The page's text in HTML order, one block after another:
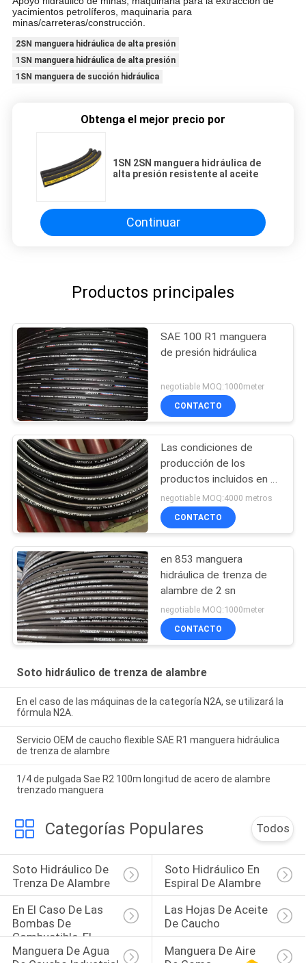
yacimientos petrolíferos, maquinaria para
minas/carreteras/construcción.
2SN manguera hidráulica de alta presión
1SN manguera hidráulica de alta presión
1SN manguera de succión hidráulica
Obtenga el mejor precio por
1SN 2SN manguera hidráulica de
alta presión resistente al aceite
Continuar
Productos principales
SAE 100 R1 manguera
de presión hidráulica
negotiable MOQ:1000meter
CONTACTO
Las condiciones de
producción de los
productos incluidos en el
presente anexo son las
siguientes:
negotiable MOQ:4000 metros
CONTACTO
en 853 manguera
hidráulica de trenza de
alambre de 2 sn
negotiable MOQ:1000meter
CONTACTO
Soto hidráulico de trenza de alambre
En el caso de las máquinas de la categoría N2A, se utilizará la
fórmula N2A.
Servicio OEM de caucho flexible SAE R1 manguera hidráulica
de trenza de alambre
1/4 de pulgada Sae R2 100m longitud de acero de alambre
trenzado manguera
Categorías Populares Todos
Soto Hidráulico De
Trenza De Alambre
Soto Hidráulico En
Espiral De Alambre
En El Caso De Las
Bombas De
Combustible, El
Valor De Las
Las Hojas De Aceite
De Caucho
Manguera De Agua
Manguera De Aire